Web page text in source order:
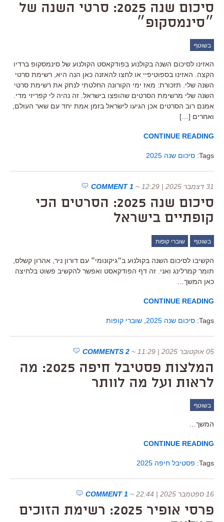
סיכום שנה 2025: סרטי השנה של
״סינמסקופ״
בשוטף
האזינו לסיכום השנה בקולנוע בפודקאסט הקולנוע של סינמסקופ ברדיו
הקצה. האזינו בספוטיפיי או לחצו להאזנה כאן הנה היא, רשימת סרטי
השנה שלי. תזכורת: מאז ימי הקורונה החלטתי לנתק את רשימת סרטי
השנה שלי מרשימת הסרטים שהופצו בישראל. זה נהיה לי קפריזי מדי.
אמנם רוב הסרטים אכן הגיעו לישראל בזמן אמת יחד עם שאר העולם,
ואחרים […]
CONTINUE READING
Tags: סיכום שנה 2025
31 דצמבר 2025 | 12:29 ~
1 COMMENT
סיכום שנה 2025: הסרטים הכי
קופתיים בישראל
בשוטף שוברי קופות
הקשיבו לסיכום השנה בקולנוע ב״גיקונומי״ עם דורון ניר, אהרון קשלס,
תומר קמרלינג ואני. זה דף הפודקאסט ואפשר להקשיב פשוט בלחיצה
כאן המשך…
CONTINUE READING
Tags: סיכום שנה 2025 שוברי קופות
05 אוקטובר 2025 | 11:29 ~
2 COMMENTS
המלצות פסטיבל חיפה 2025: מה
לראות ועל מה לוותר
בשוטף
המשך…
CONTINUE READING
Tags: פסטיבל חיפה 2025
16 ספטמבר 2025 | 22:44 ~
1 COMMENT
פרסי אופיר 2025: רשימת הזוכים